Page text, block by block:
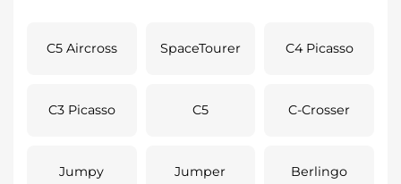
C5 Aircross SpaceTourer C4 Picasso
C3 Picasso C5 C-Crosser
Jumpy Jumper Berlingo